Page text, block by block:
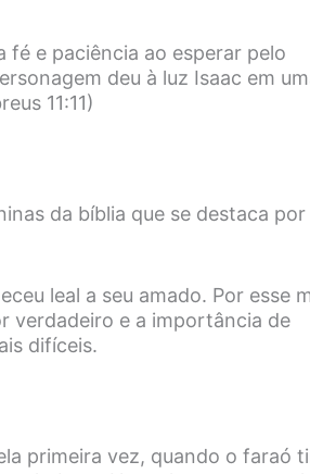
fé e paciência ao esperar pelo
deu à luz Isaac em
11:11)
da bíblia que se destaca por
leal a seu amado. Por esse
verdadeiro e a importância de
difíceis.
primeira vez, quando o faraó